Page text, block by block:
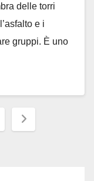
delle torri
e i
gruppi. È uno